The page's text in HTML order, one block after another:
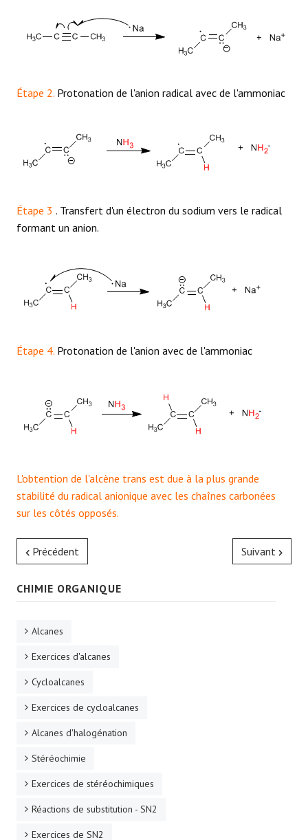
Étape 2. Protonation de l'anion radical avec de l'ammoniac
Étape 3 . Transfert d'un électron du sodium vers le radical
formant un anion.
Étape 4. Protonation de l'anion avec de l'ammoniac
L'obtention de l'alcène trans est due à la plus grande
stabilité du radical anionique avec les chaînes carbonées
sur les côtés opposés.
Précédent Suivant
CHIMIE ORGANIQUE
Alcanes
Exercices d'alcanes
Cycloalcanes
Exercices de cycloalcanes
Alcanes d'halogénation
Stéréochimie
Exercices de stéréochimiques
Réactions de substitution - SN2
Exercices de SN2